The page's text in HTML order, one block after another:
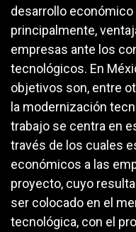
desarrollo económico
principalmente,
empresas ante los
tecnológicos. En
objetivos son, entre
la modernización
trabajo se centra en
través de los cuales
económicos a las
proyecto, cuyo
ser colocado en el
tecnológica, con el